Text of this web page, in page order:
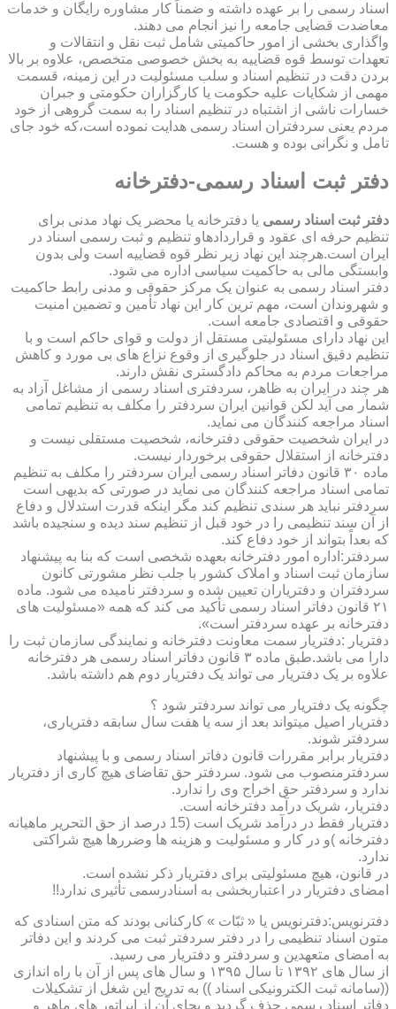
اسناد رسمی را بر عهده داشته و ضمناً کار مشاوره رایگان و خدمات
معاضدت قضایی جامعه را نیز انجام می دهند.
واگذاری بخشی از امور حاکمیتی شامل ثبت نقل و انتقالات و
تعهدات توسط قوه قضاییه به بخش خصوصی متخصص، علاوه بر بالا
بردن دقت در تنظیم اسناد و سلب مسئولیت در این زمینه، قسمت
مهمی از شکایات علیه حکومت یا کارگزاران حکومتی و جبران
خسارات ناشی از اشتباه در تنظیم اسناد را به سمت گروهی از خود
مردم یعنی سردفتران اسناد رسمی هدایت نموده است،که خود جای
تامل و نگرانی بوده و هست.
دفتر ثبت اسناد رسمی-دفترخانه
دفتر ثبت اسناد رسمی یا دفترخانه یا محضر یک نهاد مدنی برای
تنظیم حرفه ای عقود و قراردادهاو تنظیم و ثبت رسمی اسناد در
ایران است.هرچند این نهاد زیر نظر قوه قضاییه است ولی بدون
وابستگی مالی به حاکمیت سیاسی اداره می شود.
دفتر اسناد رسمی به عنوان یک مرکز حقوقی و مدنی رابط حاکمیت
و شهروندان است، مهم ترین کار این نهاد تأمین و تضمین امنیت
حقوقی و اقتصادی جامعه است.
این نهاد دارای مسئولیتی مستقل از دولت و قوای حاکم است و با
تنظیم دقیق اسناد در جلوگیری از وقوع نزاع های بی مورد و کاهش
مراجعات مردم به محاکم دادگستری نقش دارند.
هر چند در ایران به ظاهر، سردفتری اسناد رسمی از مشاغل آزاد به
شمار می آید لکن قوانین ایران سردفتر را مکلف به تنظیم تمامی
اسناد مراجعه کنندگان می نماید.
در ایران شخصیت حقوقی دفترخانه، شخصیت مستقلی نیست و
دفترخانه از استقلال حقوقی برخوردار نیست.
ماده ۳۰ قانون دفاتر اسناد رسمی ایران سردفتر را مکلف به تنظیم
تمامی اسناد مراجعه کنندگان می نماید در صورتی که بدیهی است
سردفتر نباید هر سندی تنظیم کند مگر اینکه قدرت استدلال و دفاع
از آن سند تنظیمی را در خود قبل از تنظیم سند دیده و سنجیده باشد
که بعداً بتواند از خود دفاع کند.
سردفتر:اداره امور دفترخانه بعهده شخصی است که بنا به پیشنهاد
سازمان ثبت اسناد و املاک کشور با جلب نظر مشورتی کانون
سردفتران و دفتریاران تعیین شده و سردفتر نامیده می شود. ماده
۲۱ قانون دفاتر اسناد رسمی تأکید می کند که همه «مسئولیت های
دفترخانه بر عهده سردفتر است».
دفتریار :دفتریار سمت معاونت دفترخانه و نمایندگی سازمان ثبت را
دارا می باشد.طبق ماده ۳ قانون دفاتر اسناد رسمی هر دفترخانه
علاوه بر یک دفتریار می تواند یک دفتریار دوم هم داشته باشد.
چگونه یک دفتریار می تواند سردفتر شود ؟
دفتریار اصیل میتواند بعد از سه یا هفت سال سابقه دفتریاری،
سردفتر شوند.
دفتریار برابر مقررات قانون دفاتر اسناد رسمی و با پیشنهاد
سردفترمنصوب می شود. سردفتر حق تقاضای هیچ کاری از دفتریار
ندارد و سردفتر حق اخراج وی را ندارد.
دفتریار، شریک درآمد دفترخانه است.
دفتریار فقط در درآمد شریک است (15 درصد از حق التحریر ماهیانه
دفترخانه )و در کار و مسئولیت و هزینه ها وضررها هیچ شراکتی
ندارد.
در قانون، هیچ مسئولیتی برای دفتریار ذکر نشده است.
امضای دفتریار در اعتباربخشی به اسنادرسمی تأثیری ندارد!!
دفترنویس:دفترنویس یا « ثبّات » کارکنانی بودند که متن اسنادی که
متون اسناد تنظیمی را در دفتر سردفتر ثبت می کردند و این دفاتر
به امضای متعهدین و سردفتر و دفتریار می رسید.
از سال های ۱۳۹۲ تا سال ۱۳۹۵ و سال های پس از آن با راه اندازی
((سامانه ثبت الکترونیکی اسناد )) به تدریج این شغل از تشکیلات
دفاتر اسناد رسمی حذف گردید و بجای آن از اپراتور های ماهر و